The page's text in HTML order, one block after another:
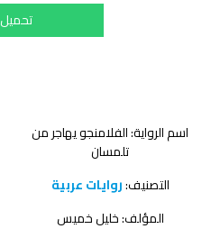
تحميل
اسم الرواية: الفلامنجو يهاجر من
تلمسان
التصنيف:روايات عربية
المؤلف:خليل خميس